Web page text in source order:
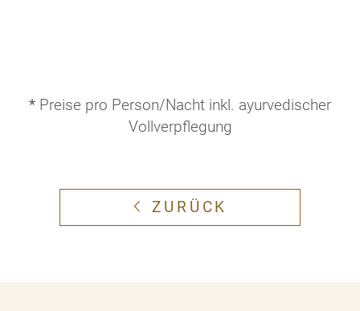
* Preise pro Person/Nacht inkl. ayurvedischer
Vollverpflegung
ZURÜCK